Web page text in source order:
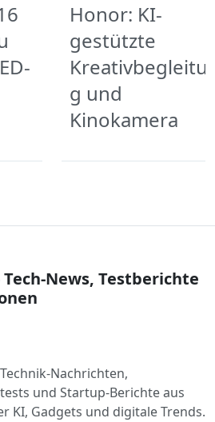
Honor: KI-
gestützte
g und
Kinokamera
News, Testberichte
Nachrichten,
und Startup-Berichte aus
KI, Gadgets und digitale Trends.